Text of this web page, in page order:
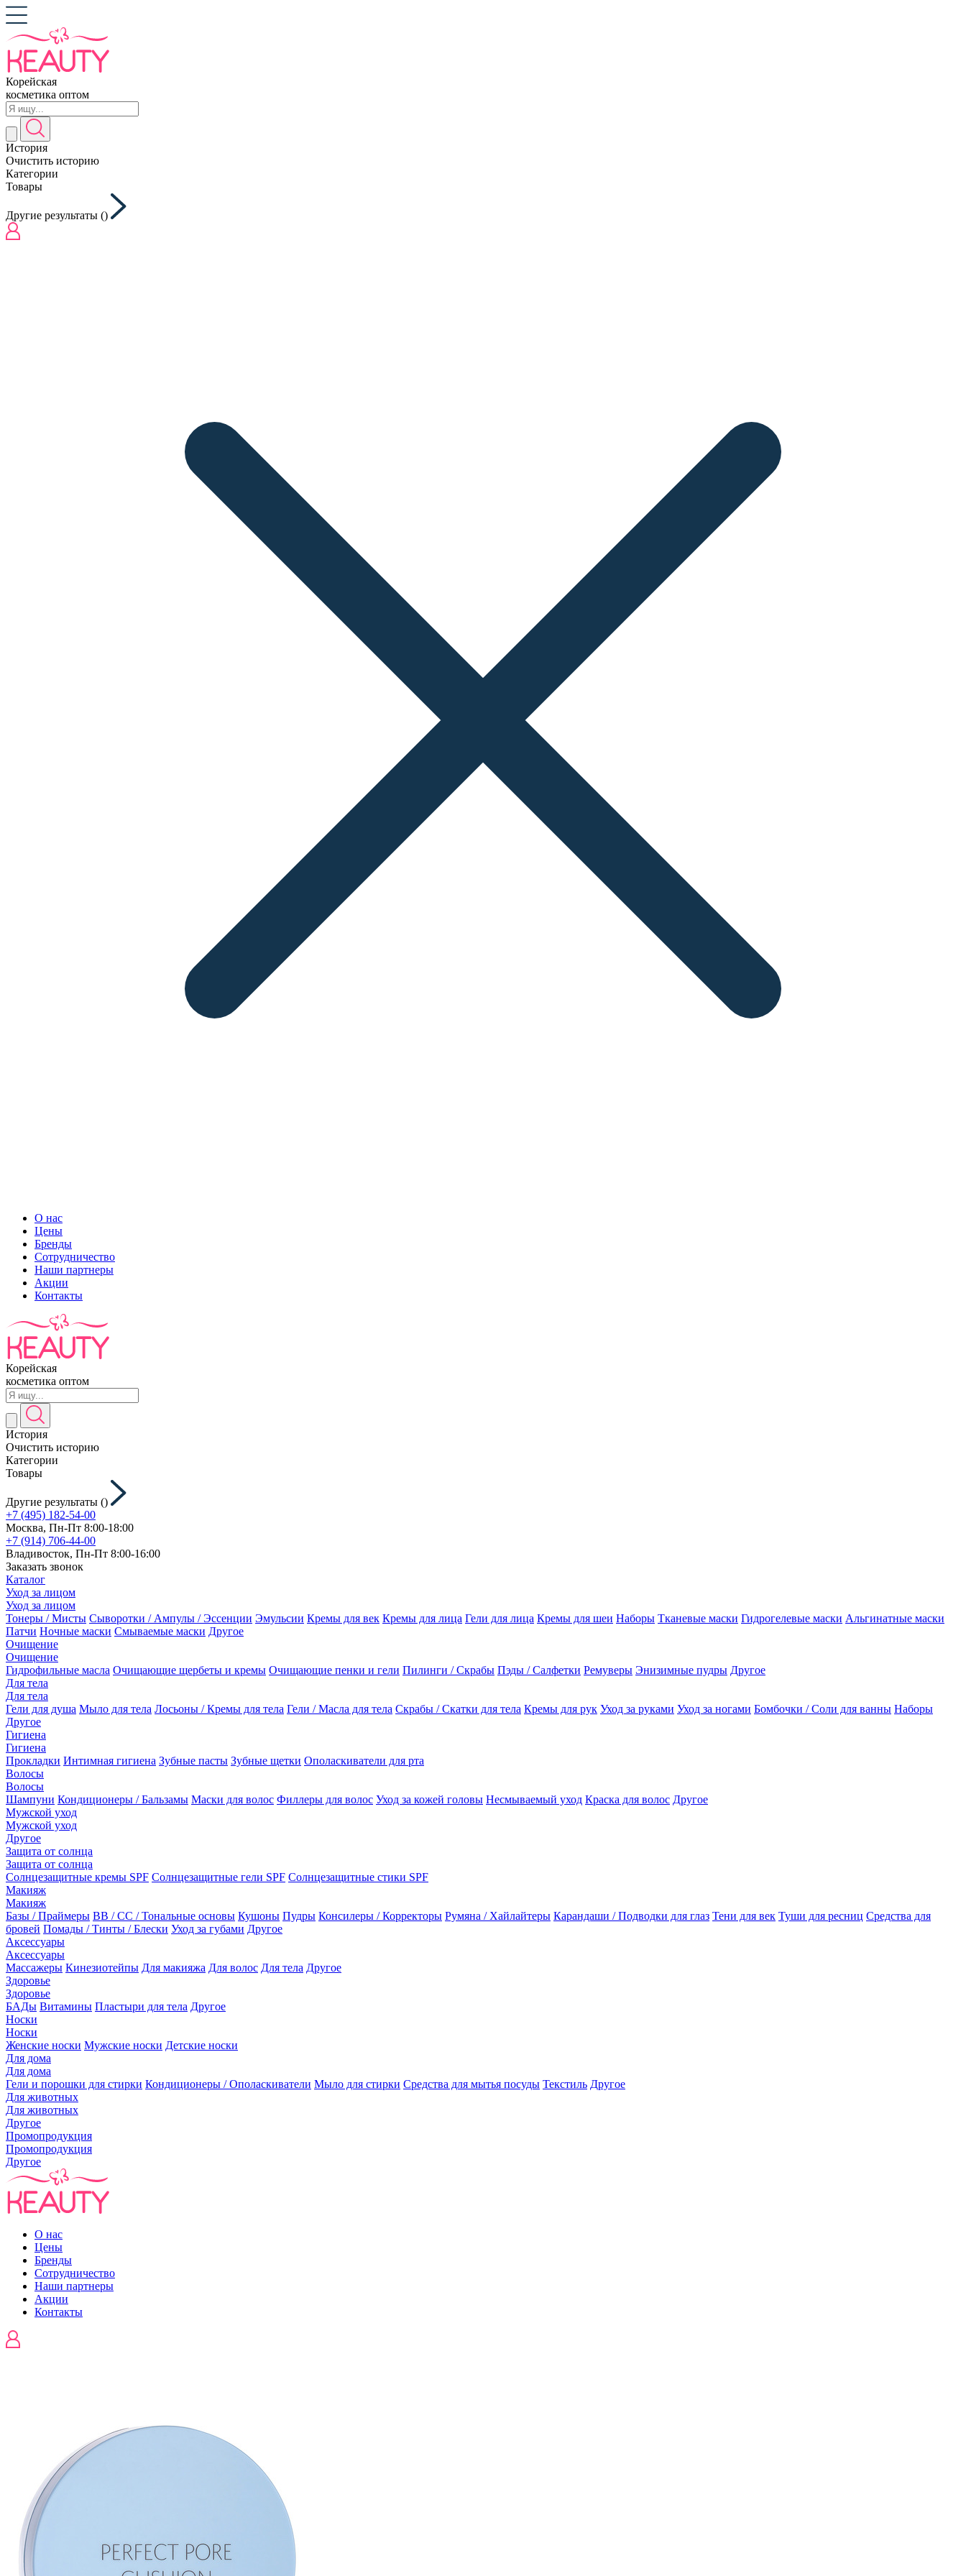
Корейская
косметика оптом
История
Очистить историю
Категории
Товары
Другие результаты ()
О нас
Цены
Бренды
Сотрудничество
Наши партнеры
Акции
Контакты
Корейская
косметика оптом
История
Очистить историю
Категории
Товары
Другие результаты ()
+7 (495) 182-54-00
Москва, Пн-Пт 8:00-18:00
+7 (914) 706-44-00
Владивосток, Пн-Пт 8:00-16:00
Заказать звонок
Каталог
Уход за лицом
Уход за лицом
Тонеры / Мисты Сыворотки / Ампулы / Эссенции Эмульсии Кремы для век Кремы для лица Гели для лица Кремы для шеи Наборы Тканевые маски Гидрогелевые маски Альгинатные маски
Патчи Ночные маски Смываемые маски Другое
Очищение
Очищение
Гидрофильные масла Очищающие щербеты и кремы Очищающие пенки и гели Пилинги / Скрабы Пэды / Салфетки Ремуверы Энизимные пудры Другое
Для тела
Для тела
Гели для душа Мыло для тела Лосьоны / Кремы для тела Гели / Масла для тела Скрабы / Скатки для тела Кремы для рук Уход за руками Уход за ногами Бомбочки / Соли для ванны Наборы
Другое
Гигиена
Гигиена
Прокладки Интимная гигиена Зубные пасты Зубные щетки Ополаскиватели для рта
Волосы
Волосы
Шампуни Кондиционеры / Бальзамы Маски для волос Филлеры для волос Уход за кожей головы Несмываемый уход Краска для волос Другое
Мужской уход
Мужской уход
Другое
Защита от солнца
Защита от солнца
Солнцезащитные кремы SPF Солнцезащитные гели SPF Солнцезащитные стики SPF
Макияж
Макияж
Базы / Праймеры BB / CC / Тональные основы Кушоны Пудры Консилеры / Корректоры Румяна / Хайлайтеры Карандаши / Подводки для глаз Тени для век Туши для ресниц Средства для
бровей Помады / Тинты / Блески Уход за губами Другое
Аксессуары
Аксессуары
Массажеры Кинезиотейпы Для макияжа Для волос Для тела Другое
Здоровье
Здоровье
БАДы Витамины Пластыри для тела Другое
Носки
Носки
Женские носки Мужские носки Детские носки
Для дома
Для дома
Гели и порошки для стирки Кондиционеры / Ополаскиватели Мыло для стирки Средства для мытья посуды Текстиль Другое
Для животных
Для животных
Другое
Промопродукция
Промопродукция
Другое
О нас
Цены
Бренды
Сотрудничество
Наши партнеры
Акции
Контакты